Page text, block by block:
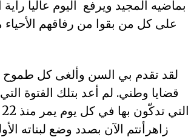
بماضيه المجيد ويرفع اليوم عاليا راية
على كل من بقوا من رفاقهم الأحياء
لقد تقدم بي السن وألغى كل طموح
قضايا وطني. لم أعد بتلك الفتوة
زاهرأنتم الآن بصدد وضع لبناته